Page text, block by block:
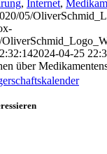
, Internet,
05/
2024-04-25
über